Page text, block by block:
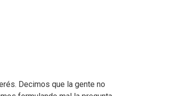
Decimos que la gente no